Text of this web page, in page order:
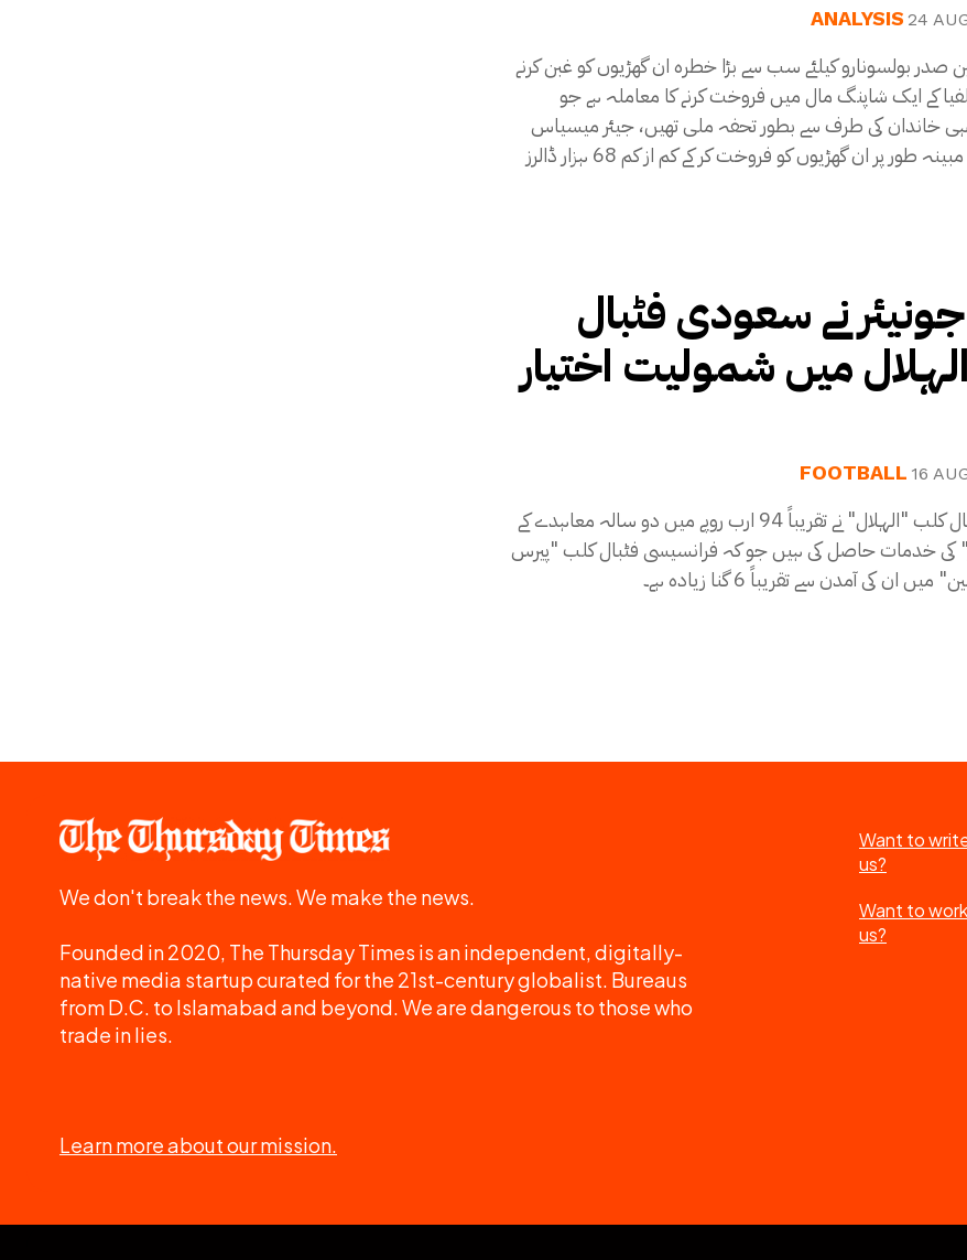
ANALYSIS 24
صدر بولسونارو کیلئے سب سے بڑا خطرہ ان گھڑیوں کو غبن کرنے
کے ایک شاپنگ مال میں فروخت کرنے کا معاملہ ہے جو
خاندان کی طرف سے بطور تحفہ ملی تھیں، جیئر میسیاس
بولسونارو نے مبینہ طور پر ان گھڑیوں کو فروخت کر کے کم از کم 68 ہزار ڈالرز
جونیئر نے سعودی فٹبال
میں شمولیت اختیار
FOOTBALL 16
سعودی فٹبال کلب "الہلال" نے تقریباً 94 ارب روپے میں دو سالہ معاہدے کے
کی خدمات حاصل کی ہیں جو کہ فرانسیسی فٹبال کلب "پیرس
ان کی آمدن سے تقریباً 6 گنا زیادہ ہے۔
We don't break the news. We make the news.
Founded in 2020, The Thursday Times is an independent, digitally-
native media startup curated for the 21st-century globalist. Bureaus
from D.C. to Islamabad and beyond. We are dangerous to those who
trade in lies.
Learn more about our mission.
Want to
us?
Want to
us?